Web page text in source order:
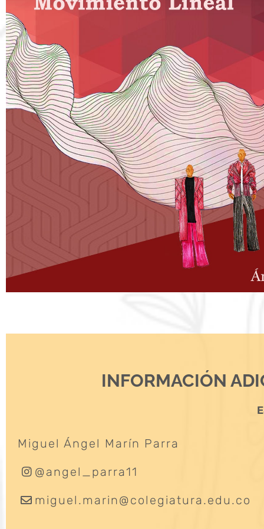
INFORMACIÓN
Miguel Ángel Marín Parra
@angel_parra11
miguel.marin@colegiatura.edu.co